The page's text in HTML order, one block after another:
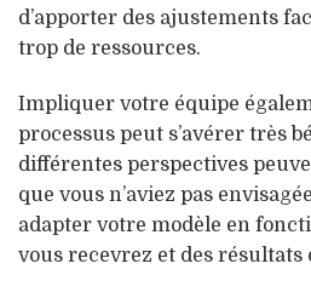
d’apporter des ajustements
trop de ressources.
Impliquer votre équipe
processus peut s’avérer très
différentes perspectives
que vous n’aviez pas
adapter votre modèle en
vous recevrez et des résultats